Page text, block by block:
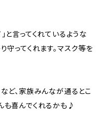
と言ってくれているような
守ってくれます。マスク等を
ど、家族みんなが通るとこ
も喜んでくれるかも♪